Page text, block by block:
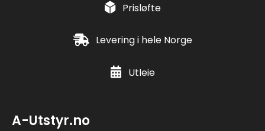
Prisløfte
Levering i hele Norge
Utleie
A-Utstyr.no